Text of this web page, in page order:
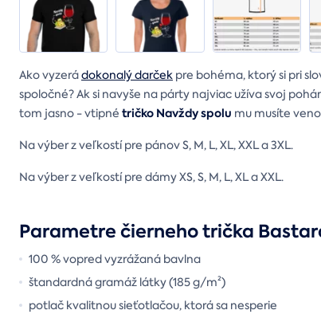
Ako vyzerádokonalý darček pre bohéma, ktorý si pri
spoločné? Ak si navyše na párty najviac užíva svoj
tom jasno - vtipné tričko Navždy spolu mu musíte
Na výber z veľkostí pre pánov S, M, L, XL, XXL a 3XL.
Na výber z veľkostí pre dámy XS, S, M, L, XL a XXL.
Parametre čierneho trička
100 % vopred vyzrážaná bavlna
štandardná gramáž látky (185 g/m²)
potlač kvalitnou sieťotlačou, ktorá sa nesperie